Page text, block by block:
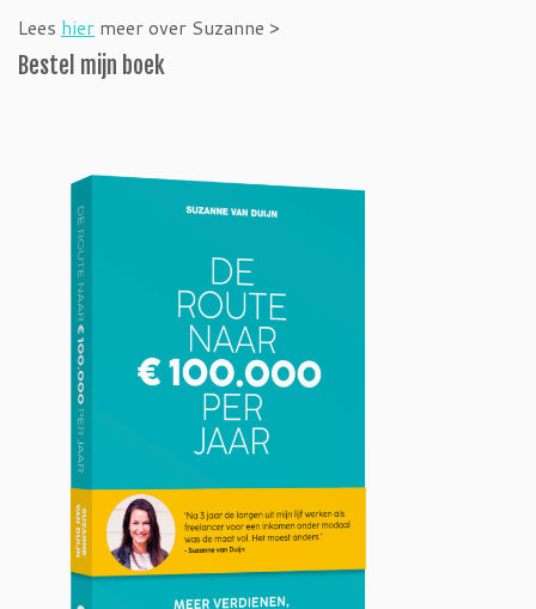
Lees hier meer over Suzanne >
Bestel mijn boek